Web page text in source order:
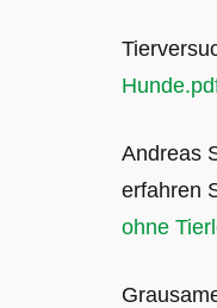
Andreas
erfahren
ohne